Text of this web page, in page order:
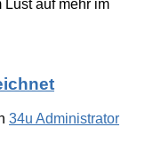
auf mehr im
34u Administrator